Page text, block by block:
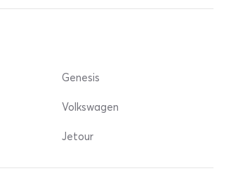
Genesis
Volkswagen
Jetour